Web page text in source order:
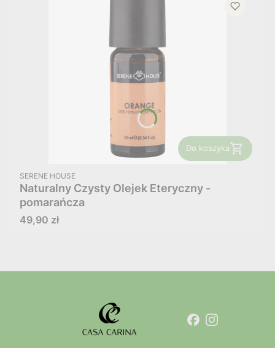
Do koszyka
PRODUCENT
SERENE HOUSE
Naturalny Czysty Olejek Eteryczny -
pomarańcza
Cena
49,90 zł